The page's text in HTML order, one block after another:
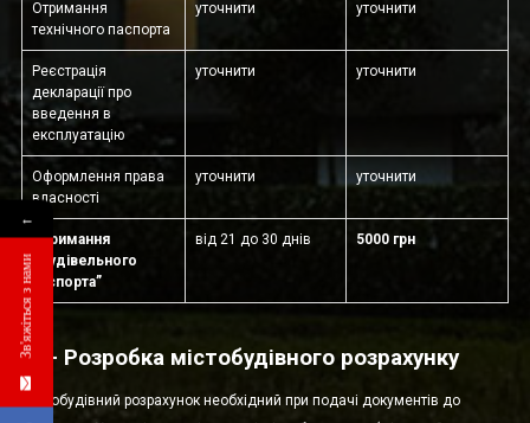
Отримання
технічного паспорта
уточнити уточнити
Реєстрація
декларації про
введення в
експлуатацію
уточнити уточнити
Оформлення права
власності
уточнити уточнити
Отримання
“Будівельного
паспорта”
від 21 до 30 днів 5000 грн
3.— Розробка містобудівного розрахунку
Містобудівний розрахунок необхідний при подачі документів до
←
Зв'яжіться з нами